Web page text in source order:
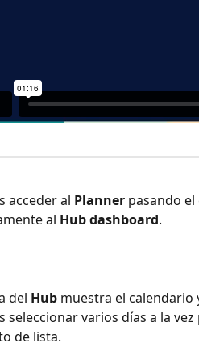
acceder al Planner pasando
al Hub dashboard.
del Hub muestra el calendario
seleccionar varios días a la
de lista.